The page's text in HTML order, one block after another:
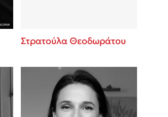
Στρατούλα Θεοδωράτου